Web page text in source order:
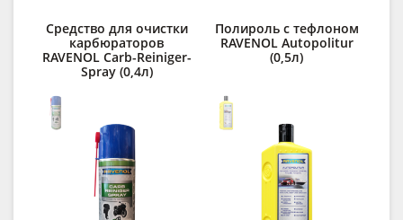
Средство для очистки
карбюраторов
RAVENOL Carb-Reiniger-
Spray (0,4л)
Полироль с тефлоном
RAVENOL Autopolitur
(0,5л)